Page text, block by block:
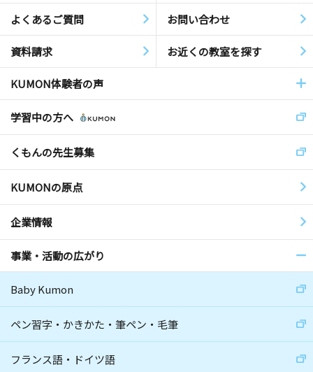
よくあるご質問 お問い合わせ
資料請求 お近くの教室を探す
KUMON体験者の声
学習中の方へ
くもんの先生募集
KUMONの原点
企業情報
事業・活動の広がり
Baby Kumon
ペン習字・かきかた・筆ペン・毛筆
フランス語・ドイツ語